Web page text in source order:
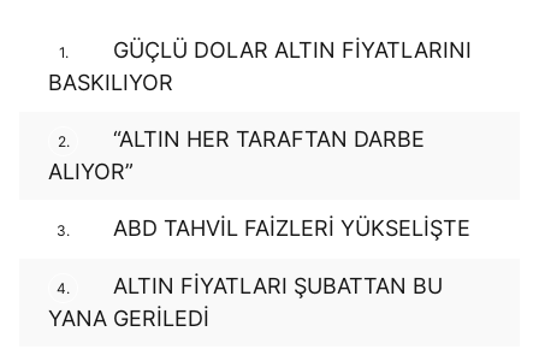
1.
GÜÇLÜ DOLAR ALTIN FİYATLARINI
BASKILIYOR
2.
“ALTIN HER TARAFTAN DARBE
ALIYOR”
3. ABD TAHVİL FAİZLERİ YÜKSELİŞTE
4.
ALTIN FİYATLARI ŞUBATTAN BU
YANA GERİLEDİ